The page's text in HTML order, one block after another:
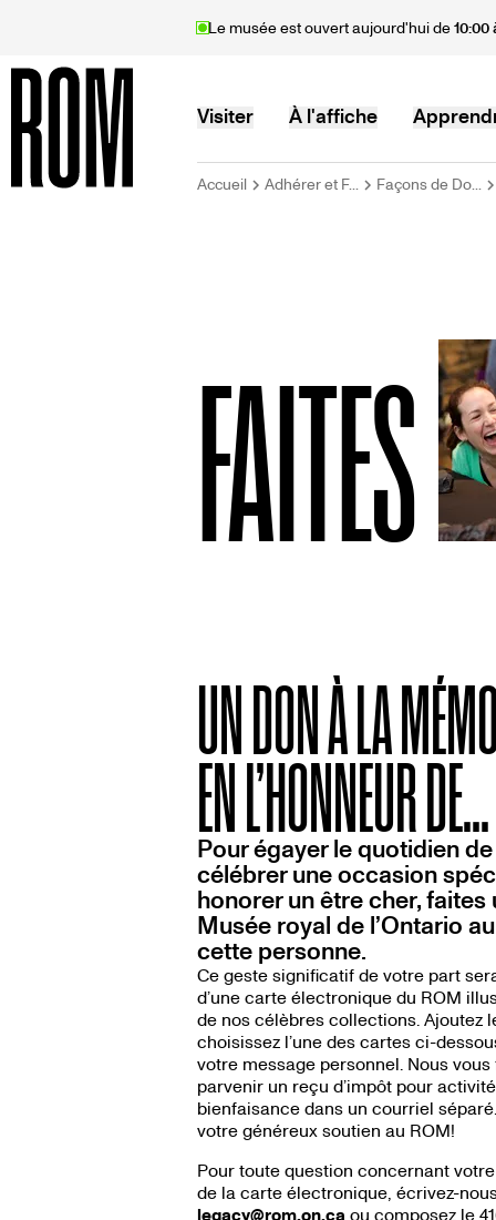
contenu
Le musée est ouvert aujourd'hui de10:00
MAIN
Visiter À l'affiche
FIL
D'ARIANE
Accueil Adhérer et F... Façons de Do...
FAITES
UN DON À LA
EN L’HONNEUR DE...
Pour égayer le quotidien de
célébrer une occasion
honorer un être cher, faites
Musée royal de l’Ontario
cette personne.
Ce geste significatif de votre part
d’une carte électronique du ROM
de nos célèbres collections. Ajoutez
choisissez l’une des cartes ci-
votre message personnel. Nous vous
parvenir un reçu d’impôt pour
bienfaisance dans un courriel
votre généreux soutien au ROM!
Pour toute question concernant votre
de la carte électronique, écrivez-
legacy@rom.on.ca ou composez le